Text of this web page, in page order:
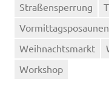
Straßensperrung
Weihnachtsmarkt
Workshop